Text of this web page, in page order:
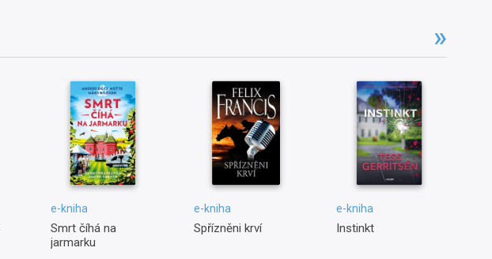
e-kniha
Smrt číhá na
jarmarku
e-kniha
Spřízněni krví
e-kniha
Instinkt